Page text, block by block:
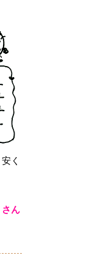
く
さん